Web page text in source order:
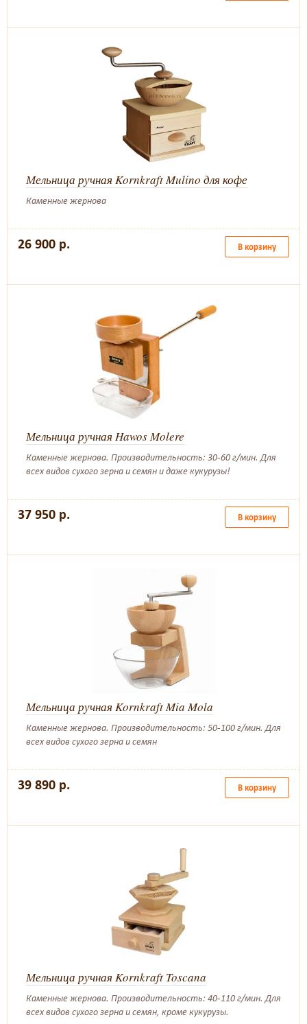
Мельница ручная Kornkraft Mulino для кофе
Каменные жернова
26 900 р. В корзину
Мельница ручная Hawos Molere
Каменные жернова. Производительность: 30-60 г/мин. Для
всех видов сухого зерна и семян и даже кукурузы!
37 950 р. В корзину
Мельница ручная Kornkraft Mia Mola
Каменные жернова. Производительность: 50-100 г/мин. Для
всех видов сухого зерна и семян
39 890 р. В корзину
Мельница ручная Kornkraft Toscana
Каменные жернова. Производительность: 40-110 г/мин. Для
всех видов сухого зерна и семян, кроме кукурузы.